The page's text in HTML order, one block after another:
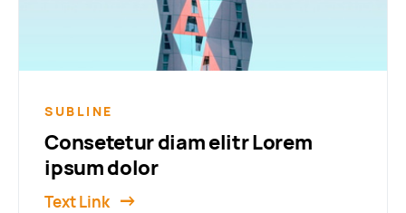
SUBLINE
Consetetur diam elitr Lorem
ipsum dolor
Text Link